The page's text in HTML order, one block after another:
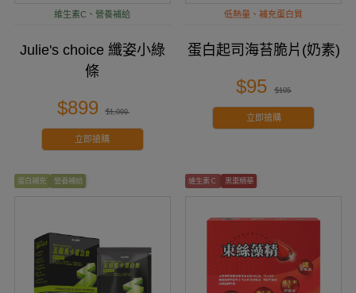
維生素C、營養補給
Julie's choice 纖姿小綠
條
$899 $1,099
立即搶購
低熱量、補充蛋白質
蛋白起司海苔脆片(奶素)
$95 $105
立即搶購
蛋白補充 營養補給 維生素Ｃ 黑棗精華